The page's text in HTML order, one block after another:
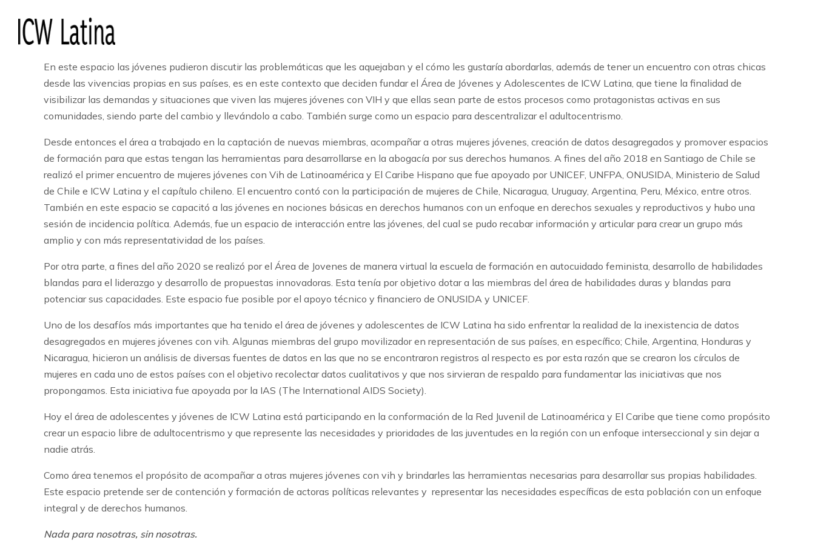
encuentro asistieron mujeres jóvenes con vih de distintos países, algunas sin conocerse y sin tener conocimientos respecto a algunas temáticas que les
afectaban.
En este espacio las jóvenes pudieron discutir las problemáticas que les aquejaban y el cómo les gustaría abordarlas, además de tener un encuentro con otras chicas
desde las vivencias propias en sus países, es en este contexto que deciden fundar el Área de Jóvenes y Adolescentes de ICW Latina, que tiene la finalidad de
visibilizar las demandas y situaciones que viven las mujeres jóvenes con VIH y que ellas sean parte de estos procesos como protagonistas activas en sus
comunidades, siendo parte del cambio y llevándolo a cabo. También surge como un espacio para descentralizar el adultocentrismo.
Desde entonces el área a trabajado en la captación de nuevas miembras, acompañar a otras mujeres jóvenes, creación de datos desagregados y promover espacios
de formación para que estas tengan las herramientas para desarrollarse en la abogacía por sus derechos humanos. A fines del año 2018 en Santiago de Chile se
realizó el primer encuentro de mujeres jóvenes con Vih de Latinoamérica y El Caribe Hispano que fue apoyado por UNICEF, UNFPA, ONUSIDA, Ministerio de Salud
de Chile e ICW Latina y el capítulo chileno. El encuentro contó con la participación de mujeres de Chile, Nicaragua, Uruguay, Argentina, Peru, México, entre otros.
También en este espacio se capacitó a las jóvenes en nociones básicas en derechos humanos con un enfoque en derechos sexuales y reproductivos y hubo una
sesión de incidencia política. Además, fue un espacio de interacción entre las jóvenes, del cual se pudo recabar información y articular para crear un grupo más
amplio y con más representatividad de los países.
Por otra parte, a fines del año 2020 se realizó por el Área de Jovenes de manera virtual la escuela de formación en autocuidado feminista, desarrollo de habilidades
blandas para el liderazgo y desarrollo de propuestas innovadoras. Esta tenía por objetivo dotar a las miembras del área de habilidades duras y blandas para
potenciar sus capacidades. Este espacio fue posible por el apoyo técnico y financiero de ONUSIDA y UNICEF.
Uno de los desafíos más importantes que ha tenido el área de jóvenes y adolescentes de ICW Latina ha sido enfrentar la realidad de la inexistencia de datos
desagregados en mujeres jóvenes con vih. Algunas miembras del grupo movilizador en representación de sus países, en específico; Chile, Argentina, Honduras y
Nicaragua, hicieron un análisis de diversas fuentes de datos en las que no se encontraron registros al respecto es por esta razón que se crearon los círculos de
mujeres en cada uno de estos países con el objetivo recolectar datos cualitativos y que nos sirvieran de respaldo para fundamentar las iniciativas que nos
propongamos. Esta iniciativa fue apoyada por la IAS (The International AIDS Society).
Hoy el área de adolescentes y jóvenes de ICW Latina está participando en la conformación de la Red Juvenil de Latinoamérica y El Caribe que tiene como propósito
crear un espacio libre de adultocentrismo y que represente las necesidades y prioridades de las juventudes en la región con un enfoque interseccional y sin dejar a
nadie atrás.
Como área tenemos el propósito de acompañar a otras mujeres jóvenes con vih y brindarles las herramientas necesarias para desarrollar sus propias habilidades.
Este espacio pretende ser de contención y formación de actoras políticas relevantes y representar las necesidades específicas de esta población con un enfoque
integral y de derechos humanos.
Nada para nosotras, sin nosotras.